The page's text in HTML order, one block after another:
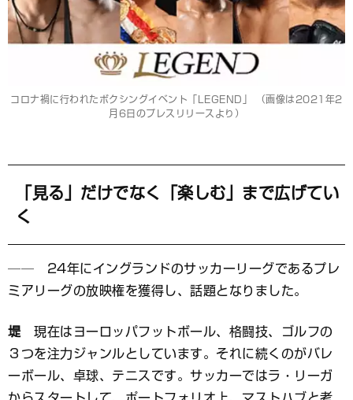
コロナ禍に行われたボクシングイベント「LEGEND」 （画像は2021年2
月6日のプレスリリースより）
「見る」だけでなく「楽しむ」まで広げてい
く
── 24年にイングランドのサッカーリーグであるプレ
ミアリーグの放映権を獲得し、話題となりました。
堤 現在はヨーロッパフットボール、格闘技、ゴルフの
３つを注力ジャンルとしています。それに続くのがバレ
ーボール、卓球、テニスです。サッカーではラ・リーガ